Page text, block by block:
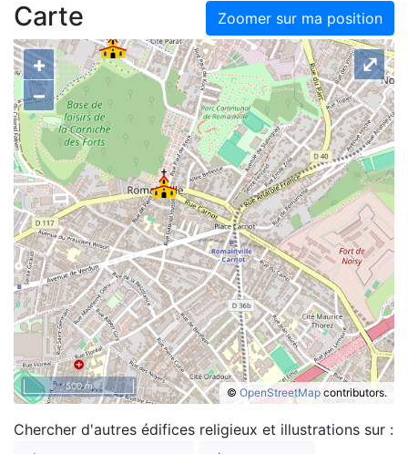
Zoomer sur ma position
Carte
+
–
© OpenStreetMap contributors.
⤢
500 m
Chercher d'autres édifices religieux et illustrations sur :